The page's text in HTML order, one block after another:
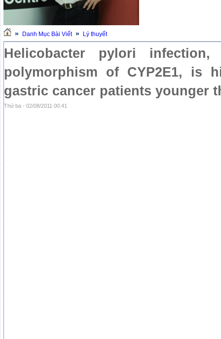
» Danh Mục Bài Viết » Lý thuyết
Helicobacter pylori
polymorphism of CYP2E1, is
gastric cancer patients younger
Thứ ba - 02/08/2011 00:41